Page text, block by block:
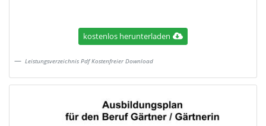
kostenlos herunterladen
Leistungsverzeichnis Pdf Kostenfreier Download